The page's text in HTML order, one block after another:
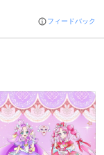
フィードバック